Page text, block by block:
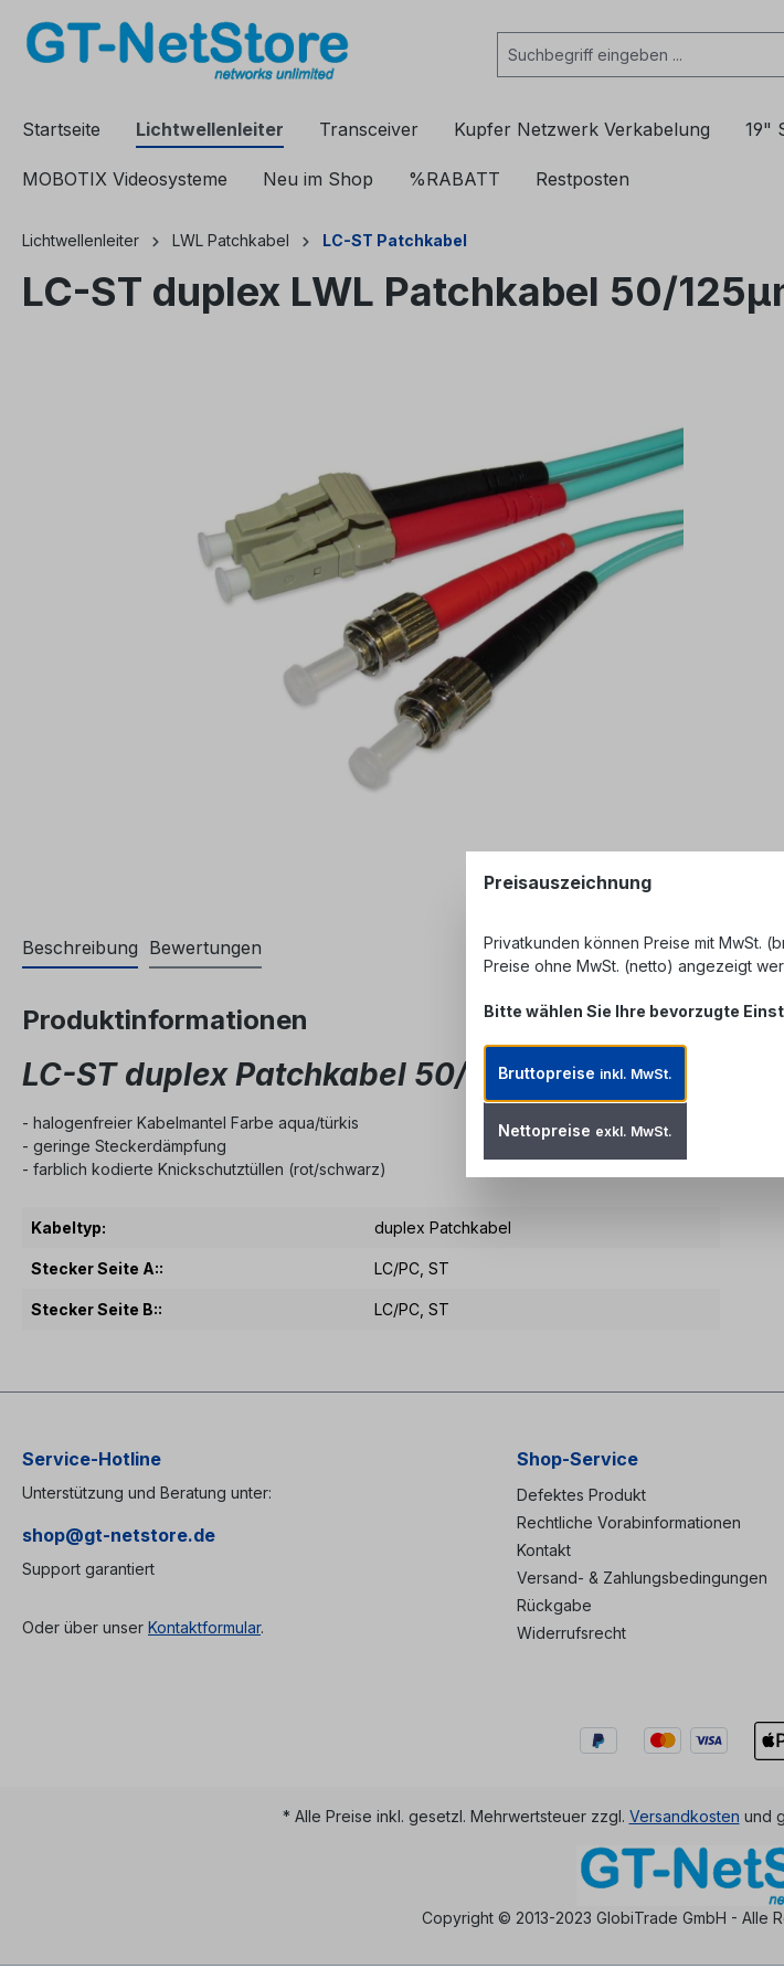
Zur Hauptnavigation springen
Startseite Lichtwellenleiter Transceiver Kupfer Netzwerk Verkabelung 19"
MOBOTIX Videosysteme Neu im Shop %RABATT Restposten
Lichtwellenleiter LWL Patchkabel LC-ST Patchkabel
LC-ST duplex LWL Patchkabel 50/
Beschreibung Bewertungen
Produktinformationen
LC-ST duplex Patchkabel 50/125µm OM3
- halogenfreier Kabelmantel Farbe aqua/türkis
- geringe Steckerdämpfung
- farblich kodierte Knickschutztüllen (rot/schwarz)
Kabeltyp: duplex Patchkabel
Stecker Seite A:: LC/PC , ST
Stecker Seite B:: LC/PC , ST
Service-Hotline
Unterstützung und Beratung unter:
shop@gt-netstore.de
Support garantiert
Oder über unser Kontaktformular.
Shop-Service
Defektes Produkt
Rechtliche Vorabinformationen
Kontakt
Versand- & Zahlungsbedingungen
Rückgabe
Widerrufsrecht
* Alle Preise inkl. gesetzl. Mehrwertsteuer zzgl. Versandkosten und
Copyright © 2013-2023 GlobiTrade GmbH - Alle
Preisauszeichnung
Privatkunden können Preise mit MwSt.
Preise ohne MwSt. (netto) angezeigt
Bitte wählen Sie Ihre bevorzugte
Bruttopreise inkl. MwSt.
Nettopreise exkl. MwSt.